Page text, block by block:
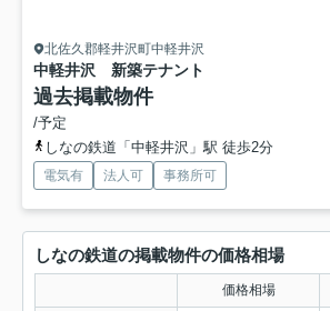
北佐久郡軽井沢町中軽井沢
中軽井沢 新築テナント
過去掲載物件
/予定
しなの鉄道「中軽井沢」駅 徒歩2分
電気有 法人可 事務所可
しなの鉄道の掲載物件の価格相場
価格相場